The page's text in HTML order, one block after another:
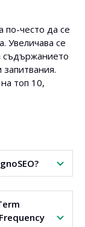
по-често да се
Увеличава се
съдържанието
топ 10,
на думите на
Използва
думи и